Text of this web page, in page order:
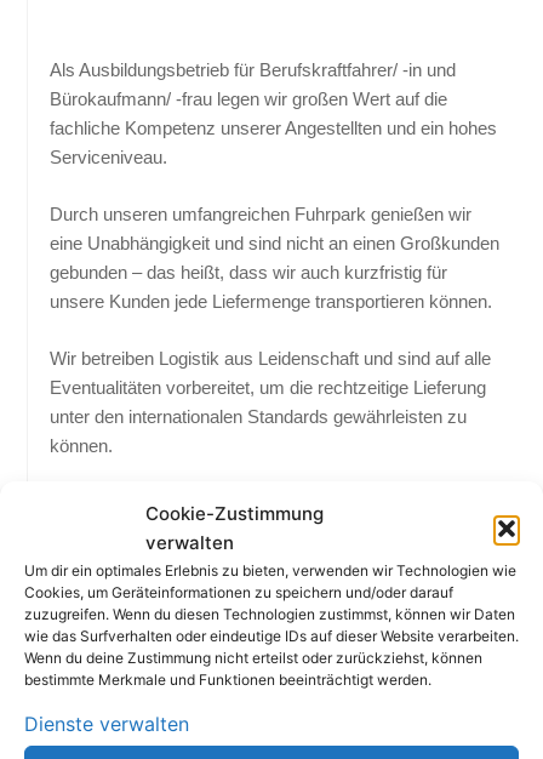
Cookie-Zustimmung
verwalten
Um dir ein optimales Erlebnis zu bieten, verwenden wir Technologien wie
Cookies, um Geräteinformationen zu speichern und/oder darauf
zuzugreifen. Wenn du diesen Technologien zustimmst, können wir Daten
wie das Surfverhalten oder eindeutige IDs auf dieser Website verarbeiten.
Wenn du deine Zustimmung nicht erteilst oder zurückziehst, können
bestimmte Merkmale und Funktionen beeinträchtigt werden.
Dienste verwalten
Als Ausbildungsbetrieb für Berufskraftfahrer/ -in und
Bürokaufmann/ -frau legen wir großen Wert auf die
fachliche Kompetenz unserer Angestellten und ein hohes
Serviceniveau.
Durch unseren umfangreichen Fuhrpark genießen wir
eine Unabhängigkeit und sind nicht an einen Großkunden
gebunden – das heißt, dass wir auch kurzfristig für
unsere Kunden jede Liefermenge transportieren können.
Wir betreiben Logistik aus Leidenschaft und sind auf alle
Eventualitäten vorbereitet, um die rechtzeitige Lieferung
unter den internationalen Standards gewährleisten zu
können.
Darüber hinaus sind wir Mitglied der Frachtenbörse
Timocom und in dem Arbeitgeberverband VSH
(Landesverband des BGL e.V.).
NEWS